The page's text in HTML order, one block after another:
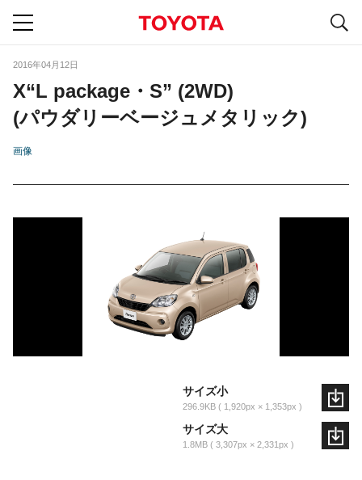
2016年04月12日
X“L package・S” (2WD)
(パウダリーベージュメタリック)
画像
サイズ小
296.9KB 1,920px × 1,353px
サイズ大
1.8MB 3,307px × 2,331px